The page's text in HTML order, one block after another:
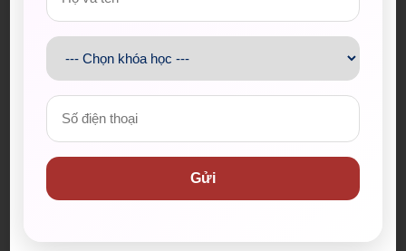
Khóa Pre Intermediate: Đầu ra 4.0
Khóa IELTS Upper – Intermediate: Đầu ra
Khóa IELTS Advanced – Cam kết đầu ra
6.5+
Xem chi tiết thêm tại:
Khóa học Ielts theo lộ
Gửi